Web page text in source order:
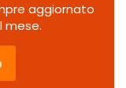
aggiornato
mese.